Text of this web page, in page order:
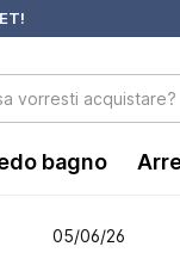
principale
bagno
05/06/26